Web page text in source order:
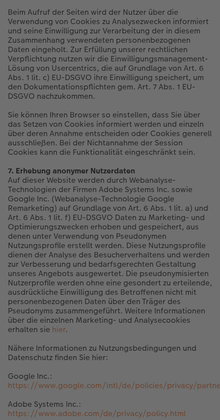
Beim Aufruf der Seiten wird der Nutzer über die
Verwendung von Cookies zu Analysezwecken informiert
und seine Einwilligung zur Verarbeitung der in diesem
Zusammenhang verwendeten personenbezogenen
Daten eingeholt. Zur Erfüllung unserer rechtlichen
Verpflichtung nutzen wir die Einwilligungsmanagement-
Lösung von Usercentrics, die auf Grundlage von Art. 6
Abs. 1 lit. c) EU-DSGVO ihre Einwilligung speichert, um
den Dokumentationspflichten gem. Art. 7 Abs. 1 EU-
DSGVO nachzukommen.
Sie können Ihren Browser so einstellen, dass Sie über
das Setzen von Cookies informiert werden und einzeln
über deren Annahme entscheiden oder Cookies generell
ausschließen. Bei der Nichtannahme der Session
Cookies kann die Funktionalität eingeschränkt sein.
7. Erhebung anonymer Nutzerdaten
Auf dieser Website werden durch Webanalyse-
Technologien der Firmen Adobe Systems Inc. sowie
Google Inc. (Webanalyse-Technologie Google
Remarketing) auf Grundlage von Art. 6 Abs. 1 lit. a) und
Art. 6 Abs. 1 lit. f) EU-DSGVO Daten zu Marketing- und
Optimierungszwecken erhoben und gespeichert, aus
denen unter Verwendung von Pseudonymen
Nutzungsprofile erstellt werden. Diese Nutzungsprofile
dienen der Analyse des Besucherverhaltens und werden
zur Verbesserung und bedarfsgerechten Gestaltung
unseres Angebots ausgewertet. Die pseudonymisierten
Nutzerprofile werden ohne eine gesondert zu erteilende,
ausdrückliche Einwilligung des Betroffenen nicht mit
personenbezogenen Daten über den Träger des
Pseudonyms zusammengeführt. Weitere Informationen
über die einzelnen Marketing- und Analysecookies
erhalten sie hier.
Nähere Informationen zu Nutzungsbedingungen und
Datenschutz finden Sie hier:
Google Inc.:
https://www.google.com/intl/de/policies/privacy/
Adobe Systems Inc.:
https://www.adobe.com/de/privacy/policy.html